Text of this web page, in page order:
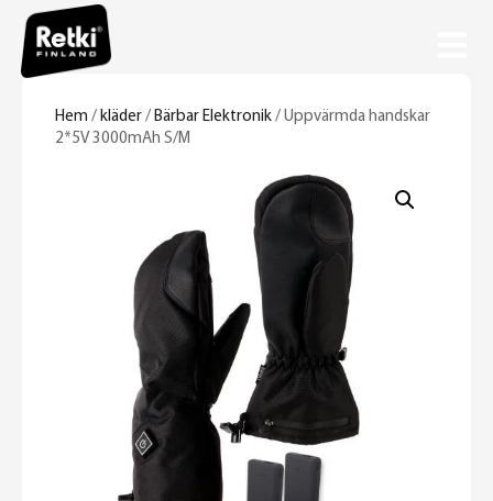
Hem / kläder / Bärbar Elektronik / Uppvärmda handskar
2*5V 3000mAh S/M